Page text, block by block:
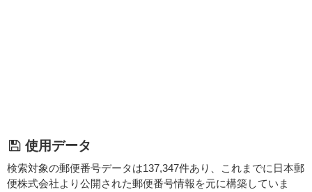
使用データ
検索対象の郵便番号データは137,347件あり、これまでに日本郵
便株式会社より公開された郵便番号情報を元に構築していま